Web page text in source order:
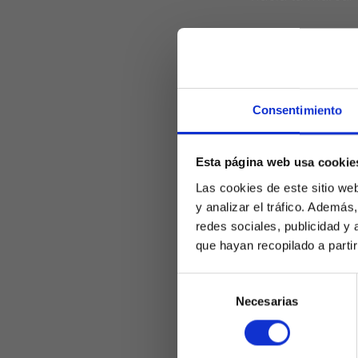
Consentimiento
Esta página web usa
Las cookies de este sitio
y analizar el tráfico.
redes sociales, publicidad y
que hayan recopilado a
consentimiento
Necesarias
ofrecidos.
conducir a un
PYMES
estrategia sólida
aún no han
orientación